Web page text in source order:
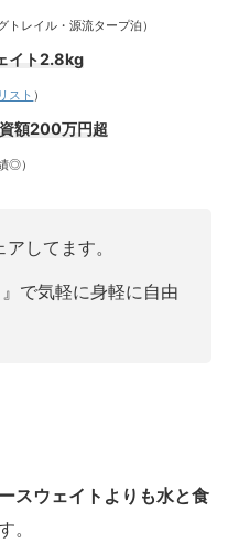
レイル・源流タープ泊）
イト2.8kg
スト ）
額200万円超
◎）
してます。
で気軽に身軽に自由
スウェイトよりも水と食
。